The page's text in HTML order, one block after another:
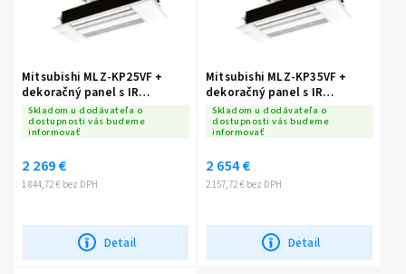
Mitsubishi MLZ-KP25VF +
dekoračný panel s IR
ovládačom SUZ- M25 VA
Skladom u dodávateľa o
dostupnosti vás budeme
informovať
1 844,72 € bez DPH
2 269 €
Detail
Mitsubishi MLZ-KP35VF +
dekoračný panel s IR
ovládačom SUZ- M35VA
Skladom u dodávateľa o
dostupnosti vás budeme
informovať
2 157,72 € bez DPH
2 654 €
Detail